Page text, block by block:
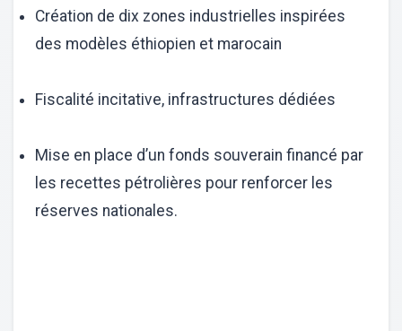
Création de dix zones industrielles inspirées
des modèles éthiopien et marocain
Fiscalité incitative, infrastructures dédiées
Mise en place d’un fonds souverain financé par
les recettes pétrolières pour renforcer les
réserves nationales.